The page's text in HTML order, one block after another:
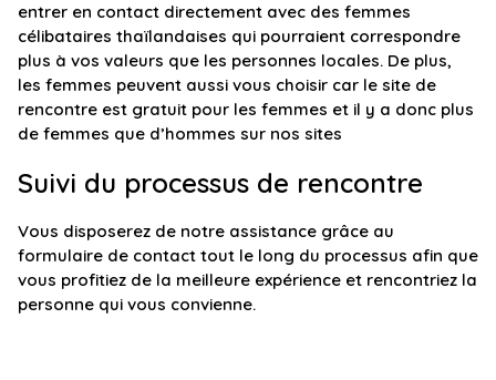
entrer en contact directement avec des femmes
célibataires thaïlandaises qui pourraient correspondre
plus à vos valeurs que les personnes locales. De plus,
les femmes peuvent aussi vous choisir car le site de
rencontre est gratuit pour les femmes et il y a donc plus
de femmes que d’hommes sur nos sites
Suivi du processus de rencontre
Vous disposerez de notre assistance grâce au
formulaire de contact tout le long du processus afin que
vous profitiez de la meilleure expérience et rencontriez la
personne qui vous convienne.